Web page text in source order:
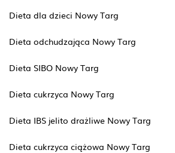
Dieta dla dzieci Nowy Targ
Dieta odchudzająca Nowy Targ
Dieta SIBO Nowy Targ
Dieta cukrzyca Nowy Targ
Dieta IBS jelito drażliwe Nowy Targ
Dieta cukrzyca ciążowa Nowy Targ